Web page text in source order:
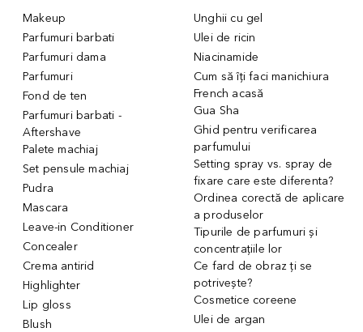
Makeup
Parfumuri barbati
Parfumuri dama
Parfumuri
Fond de ten
Parfumuri barbati -
Aftershave
Palete machiaj
Set pensule machiaj
Pudra
Mascara
Leave-in Conditioner
Concealer
Crema antirid
Highlighter
Lip gloss
Blush
Unghii cu gel
Ulei de ricin
Niacinamide
Cum să îți faci manichiura
French acasă
Gua Sha
Ghid pentru verificarea
parfumului
Setting spray vs. spray de
fixare care este diferenta?
Ordinea corectă de aplicare
a produselor
Tipurile de parfumuri și
concentrațiile lor
Ce fard de obraz ți se
potrivește?
Cosmetice coreene
Ulei de argan